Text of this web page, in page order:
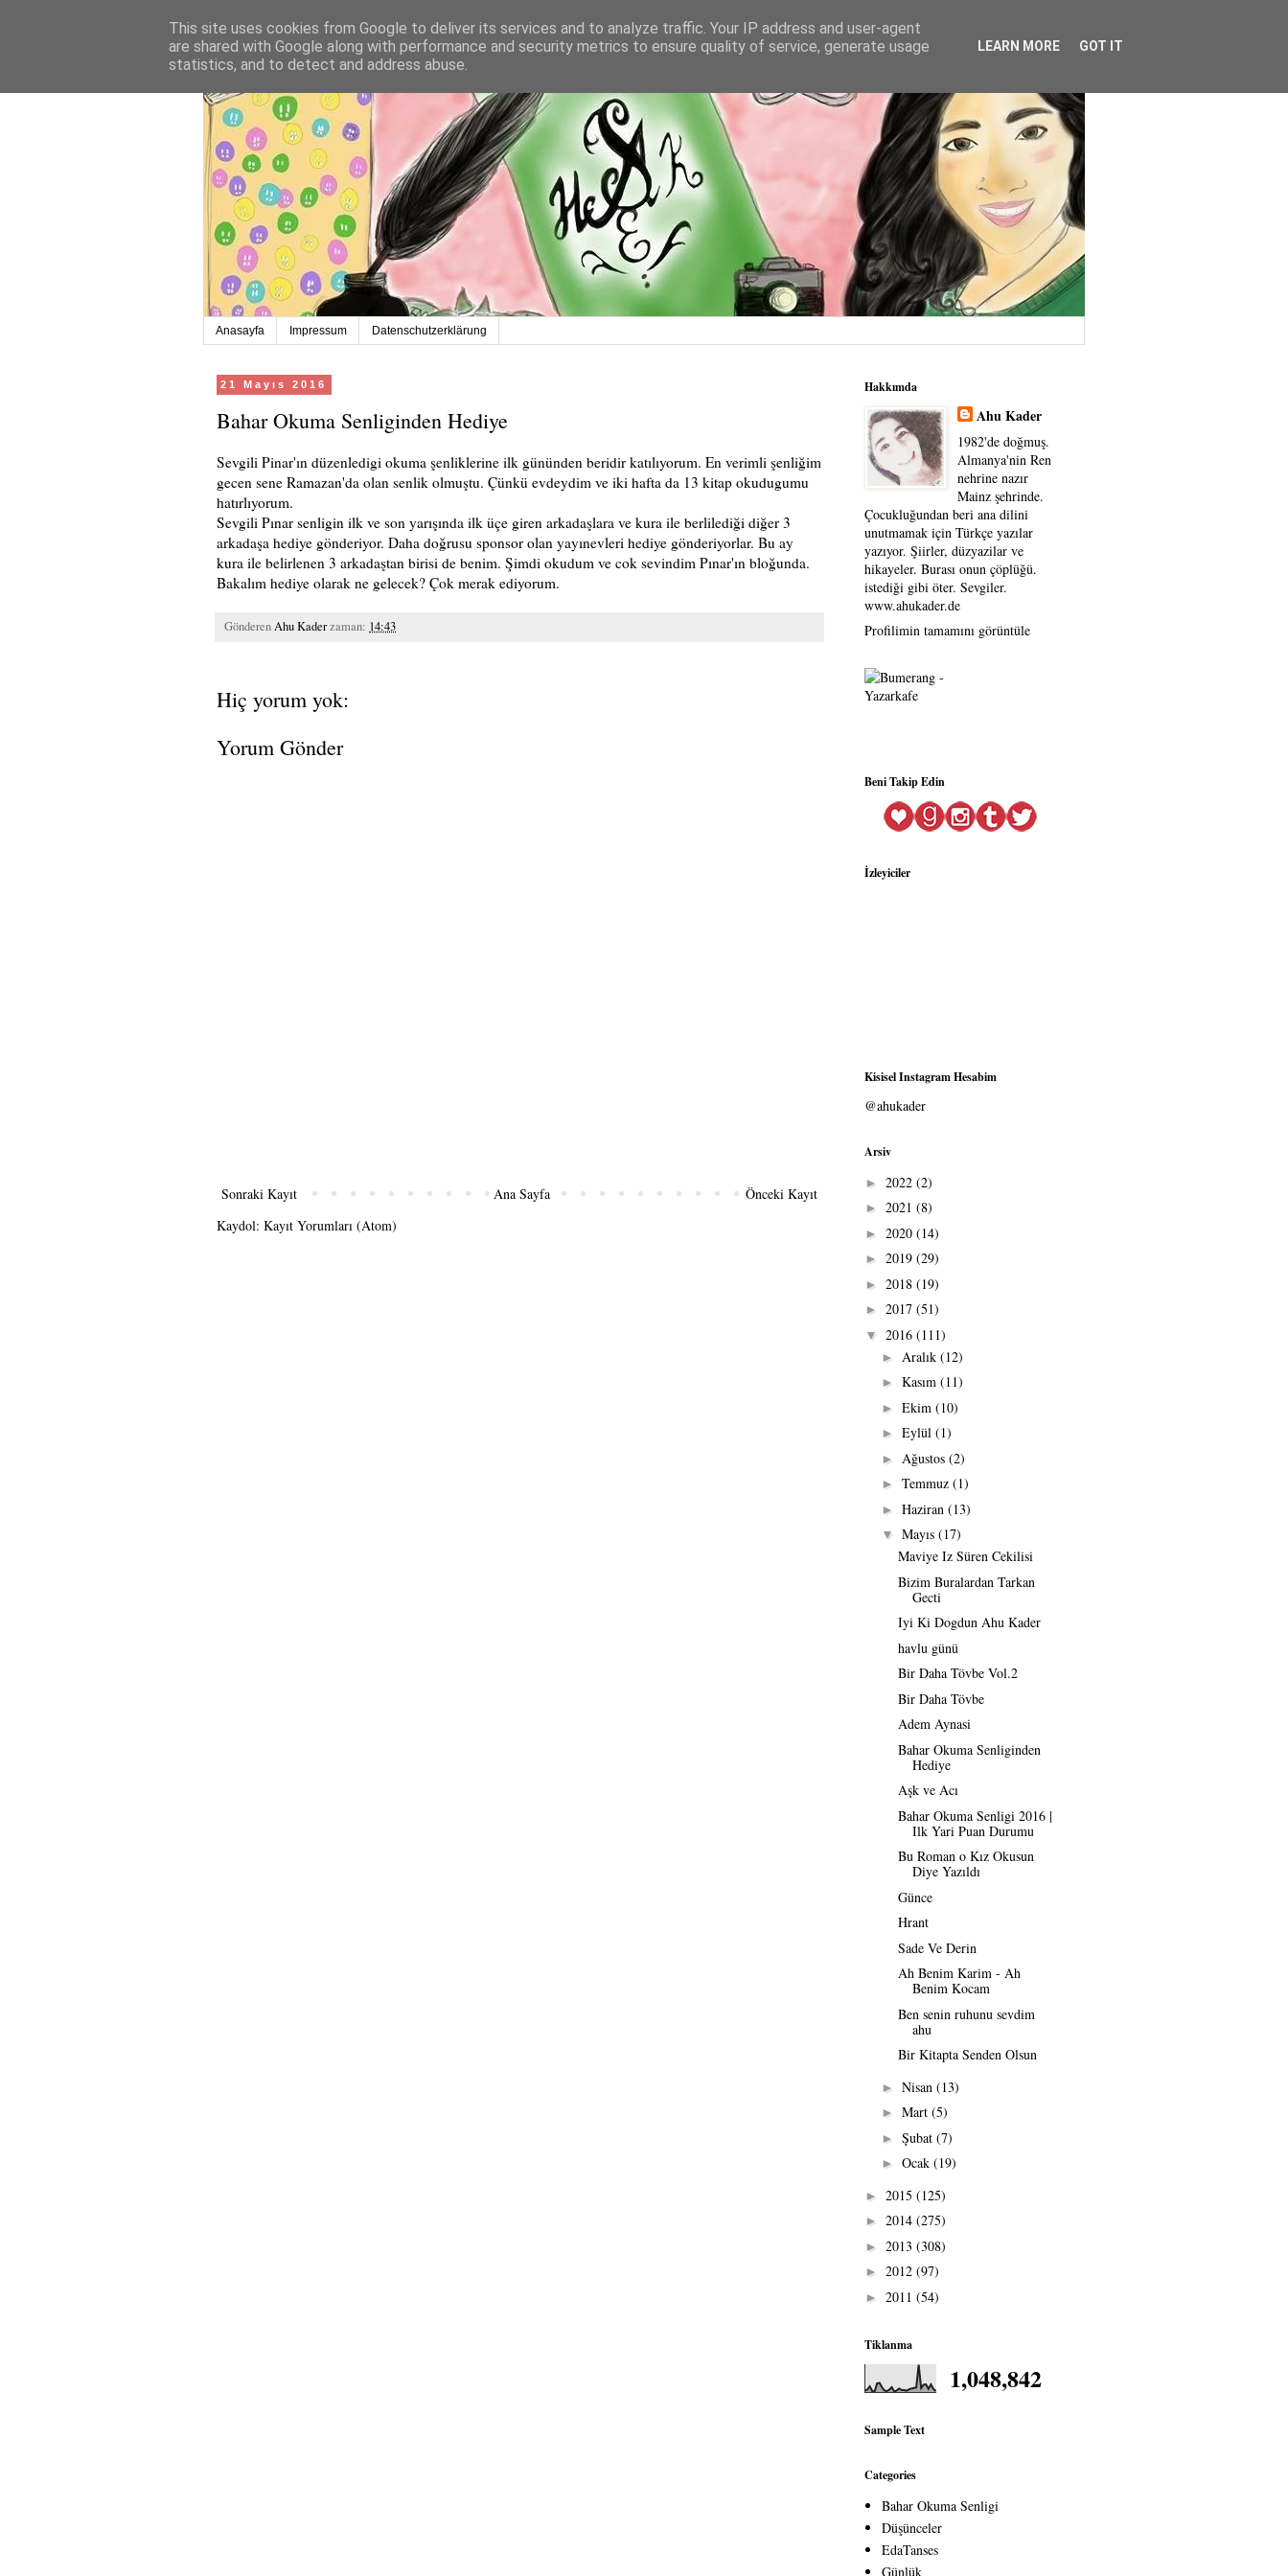
Anasayfa Impressum Datenschutzerklärung
21 Mayıs 2016
Bahar Okuma Senliginden Hediye
Sevgili Pinar'ın düzenledigi okuma şenliklerine ilk gününden beridir katılıyorum. En verimli şenliğim
gecen sene Ramazan'da olan senlik olmuştu. Çünkü evdeydim ve iki hafta da 13 kitap okudugumu
hatırlıyorum.
Sevgili Pınar senligin ilk ve son yarışında ilk üçe giren arkadaşlara ve kura ile berlilediği diğer 3
arkadaşa hediye gönderiyor. Daha doğrusu sponsor olan yayınevleri hediye gönderiyorlar. Bu ay
kura ile belirlenen 3 arkadaştan birisi de benim. Şimdi okudum ve cok sevindim Pınar'ın bloğunda.
Bakalım hediye olarak ne gelecek? Çok merak ediyorum.
GönderenAhu Kaderzaman: 14:43
Hiç yorum yok:
Yorum Gönder
Sonraki Kayıt Önceki Kayıt
Ana Sayfa
Kaydol: Kayıt Yorumları (Atom)
Hakkımda
Ahu Kader
1982'de doğmuş.
Almanya'nin Ren
nehrine nazır
Mainz şehrinde.
Çocukluğundan beri ana dilini
unutmamak için Türkçe yazılar
yazıyor. Şiirler, düzyazilar ve
hikayeler. Burası onun çöplüğü.
istediği gibi öter. Sevgiler.
www.ahukader.de
Profilimin tamamını görüntüle
Beni Takip Edin
İzleyiciler
Kisisel Instagram Hesabim
@ahukader
Arsiv
► 2022 (2)
► 2021 (8)
► 2020 (14)
► 2019 (29)
► 2018 (19)
► 2017 (51)
▼ 2016 (111)
► Aralık (12)
► Kasım (11)
► Ekim (10)
► Eylül (1)
► Ağustos (2)
► Temmuz (1)
► Haziran (13)
▼ Mayıs (17)
Maviye Iz Süren Cekilisi
Bizim Buralardan Tarkan
Gecti
Iyi Ki Dogdun Ahu Kader
havlu günü
Bir Daha Tövbe Vol.2
Bir Daha Tövbe
Adem Aynasi
Bahar Okuma Senliginden
Hediye
Aşk ve Acı
Bahar Okuma Senligi 2016 |
Ilk Yari Puan Durumu
Bu Roman o Kız Okusun
Diye Yazıldı
Günce
Hrant
Sade Ve Derin
Ah Benim Karim - Ah
Benim Kocam
Ben senin ruhunu sevdim
ahu
Bir Kitapta Senden Olsun
► Nisan (13)
► Mart (5)
► Şubat (7)
► Ocak (19)
► 2015 (125)
► 2014 (275)
► 2013 (308)
► 2012 (97)
► 2011 (54)
Tiklanma
1,048,842
Sample Text
Categories
Bahar Okuma Senligi
Düşünceler
EdaTanses
Günlük
This site uses cookies from Google to deliver its services and to analyze traffic. Your IP address and user-agent
are shared with Google along with performance and security metrics to ensure quality of service, generate usage
statistics, and to detect and address abuse.
LEARN MORE GOT IT